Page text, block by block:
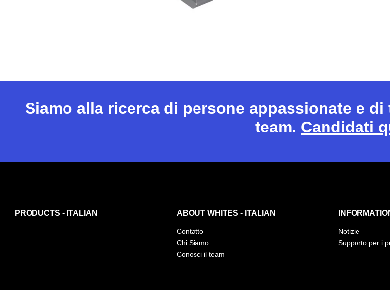
Siamo alla ricerca di persone appassionate e
team. Candidati
PRODUCTS - ITALIAN ABOUT WHITES - ITALIAN
Contatto
Chi Siamo
Conosci il team
Notizie
Supporto per i